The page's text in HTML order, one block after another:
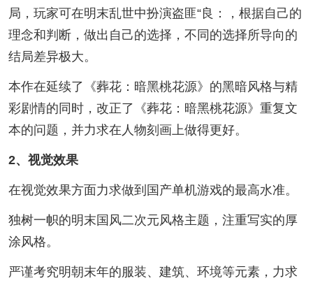
局，玩家可在明末乱世中扮演盗匪“良：，根据自己的
理念和判断，做出自己的选择，不同的选择所导向的
结局差异极大。
本作在延续了《葬花：暗黑桃花源》的黑暗风格与精
彩剧情的同时，改正了《葬花：暗黑桃花源》重复文
本的问题，并力求在人物刻画上做得更好。
2、视觉效果
在视觉效果方面力求做到国产单机游戏的最高水准。
独树一帜的明末国风二次元风格主题，注重写实的厚
涂风格。
严谨考究明朝末年的服装、建筑、环境等元素，力求